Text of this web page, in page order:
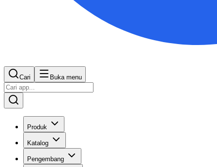
Cari Buka menu
Produk
Katalog
Pengembang